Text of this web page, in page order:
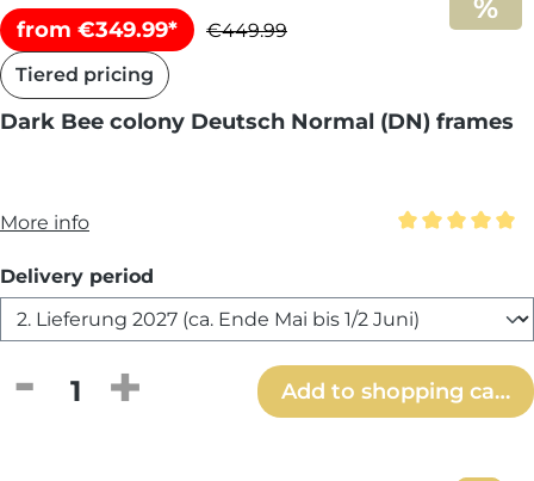
from €349.99*
€449.99
Tiered pricing
Dark Bee colony Deutsch Normal (DN) frames
More info
Select
Delivery period
Product Quantity: Enter the desired
Add to shopping cart